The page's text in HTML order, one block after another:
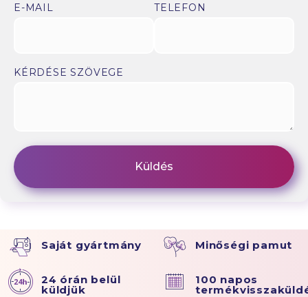
E-MAIL TELEFON
KÉRDÉSE SZÖVEGE
Saját gyártmány Minőségi pamut
24 órán belül
küldjük
100 napos